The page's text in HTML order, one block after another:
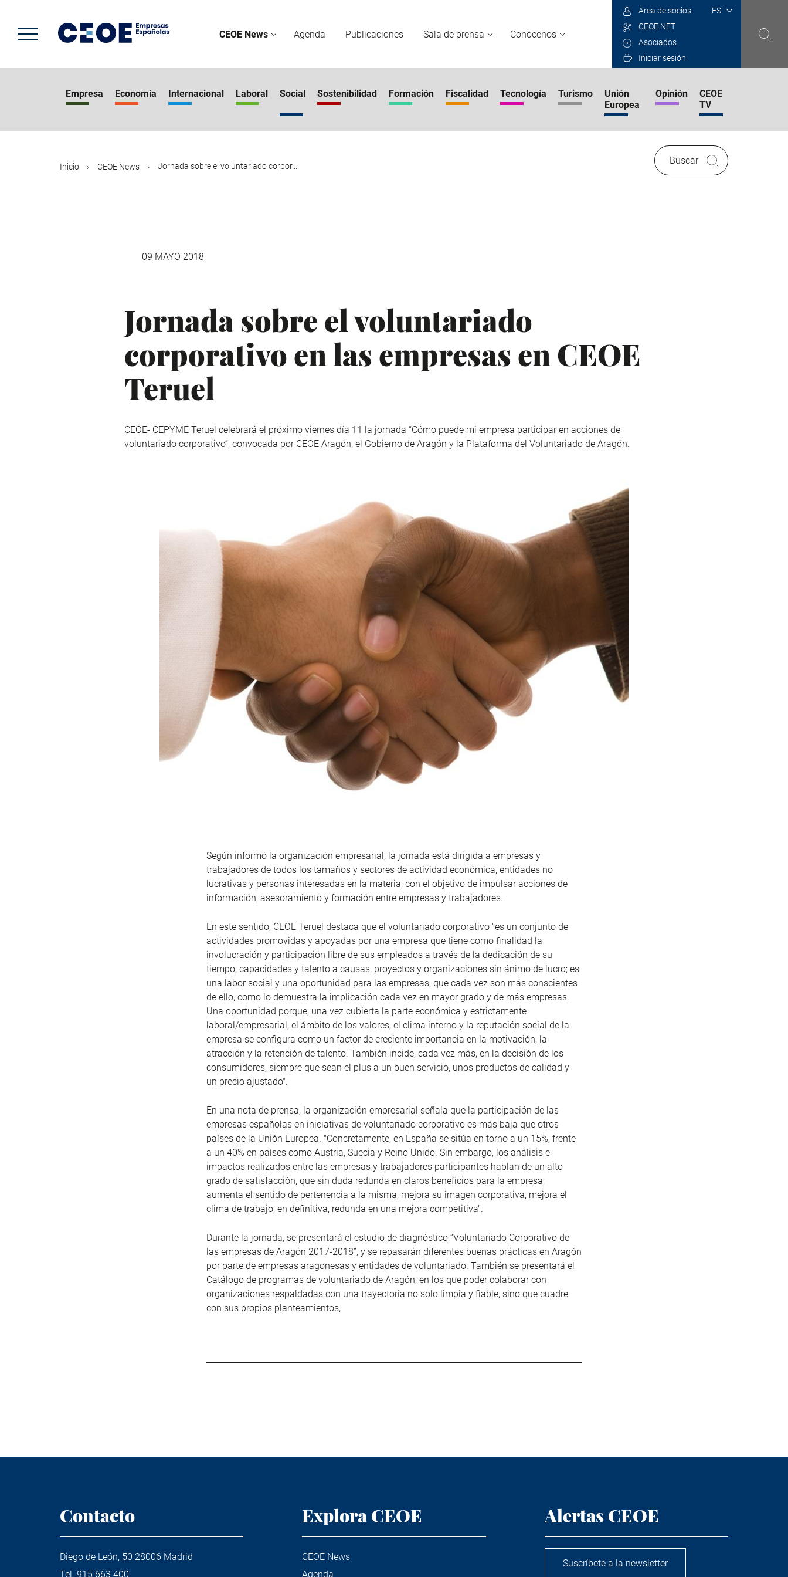
contenido
principal
CEOE News Agenda Publicaciones Sala de prensa Conócenos
Select
Área de socios
CEOE NET
Asociados
Iniciar sesión
Empresa Economía Internacional Laboral Social Sostenibilidad Formación Fiscalidad Tecnología Turismo
Unión
Europea
Opinión
CEOE
TV
Inicio CEOE News Jornada sobre el voluntariado corpor...
Buscar
09 MAYO 2018
Jornada sobre el voluntariado
corporativo en las empresas en CEOE
Teruel
CEOE- CEPYME Teruel celebrará el próximo viernes día 11 la jornada “Cómo puede mi empresa participar en acciones de
voluntariado corporativo”, convocada por CEOE Aragón, el Gobierno de Aragón y la Plataforma del Voluntariado de Aragón.
Según informó la organización empresarial, la jornada está dirigida a empresas y
trabajadores de todos los tamaños y sectores de actividad económica, entidades no
lucrativas y personas interesadas en la materia, con el objetivo de impulsar acciones de
información, asesoramiento y formación entre empresas y trabajadores.
En este sentido, CEOE Teruel destaca que el voluntariado corporativo "es un conjunto de
actividades promovidas y apoyadas por una empresa que tiene como finalidad la
involucración y participación libre de sus empleados a través de la dedicación de su
tiempo, capacidades y talento a causas, proyectos y organizaciones sin ánimo de lucro; es
una labor social y una oportunidad para las empresas, que cada vez son más conscientes
de ello, como lo demuestra la implicación cada vez en mayor grado y de más empresas.
Una oportunidad porque, una vez cubierta la parte económica y estrictamente
laboral/empresarial, el ámbito de los valores, el clima interno y la reputación social de la
empresa se configura como un factor de creciente importancia en la motivación, la
atracción y la retención de talento. También incide, cada vez más, en la decisión de los
consumidores, siempre que sean el plus a un buen servicio, unos productos de calidad y
un precio ajustado".
En una nota de prensa, la organización empresarial señala que la participación de las
empresas españolas en iniciativas de voluntariado corporativo es más baja que otros
países de la Unión Europea. "Concretamente, en España se sitúa en torno a un 15%, frente
a un 40% en países como Austria, Suecia y Reino Unido. Sin embargo, los análisis e
impactos realizados entre las empresas y trabajadores participantes hablan de un alto
grado de satisfacción, que sin duda redunda en claros beneficios para la empresa;
aumenta el sentido de pertenencia a la misma, mejora su imagen corporativa, mejora el
clima de trabajo, en definitiva, redunda en una mejora competitiva".
Durante la jornada, se presentará el estudio de diagnóstico “Voluntariado Corporativo de
las empresas de Aragón 2017-2018”, y se repasarán diferentes buenas prácticas en Aragón
por parte de empresas aragonesas y entidades de voluntariado. También se presentará el
Catálogo de programas de voluntariado de Aragón, en los que poder colaborar con
organizaciones respaldadas con una trayectoria no solo limpia y fiable, sino que cuadre
con sus propios planteamientos,
Contacto
Diego de León, 50 28006 Madrid
Tel. 915 663 400
Explora CEOE
CEOE News
Agenda
Alertas CEOE
Suscríbete a la newsletter